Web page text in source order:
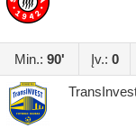
Min.: 90' Įv.: 0